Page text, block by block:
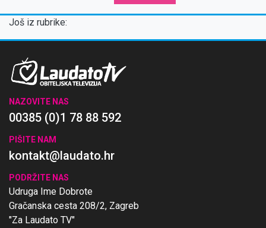
Još iz rubrike:
NAZOVITE NAS
00385 (0)1 78 88 592
PIŠITE NAM
kontakt@laudato.hr
PODRŽITE NAS
Udruga Ime Dobrote
Gračanska cesta 208/2, Zagreb
"Za Laudato TV"